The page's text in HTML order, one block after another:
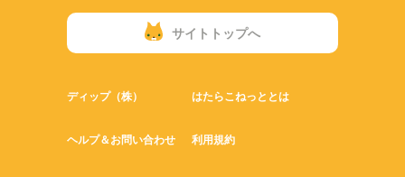
サイトトップへ
ディップ（株） はたらこねっととは
ヘルプ＆お問い合わせ 利用規約